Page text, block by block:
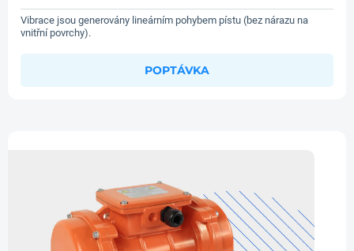
Vibrace jsou generovány lineárním pohybem pístu (bez nárazu na
vnitřní povrchy).
POPTÁVKA